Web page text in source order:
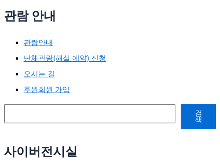
관람 안내
관람안내
단체관람(해설 예약) 신청
오시는 길
후원회원 가입
검색
검
색
사이버전시실